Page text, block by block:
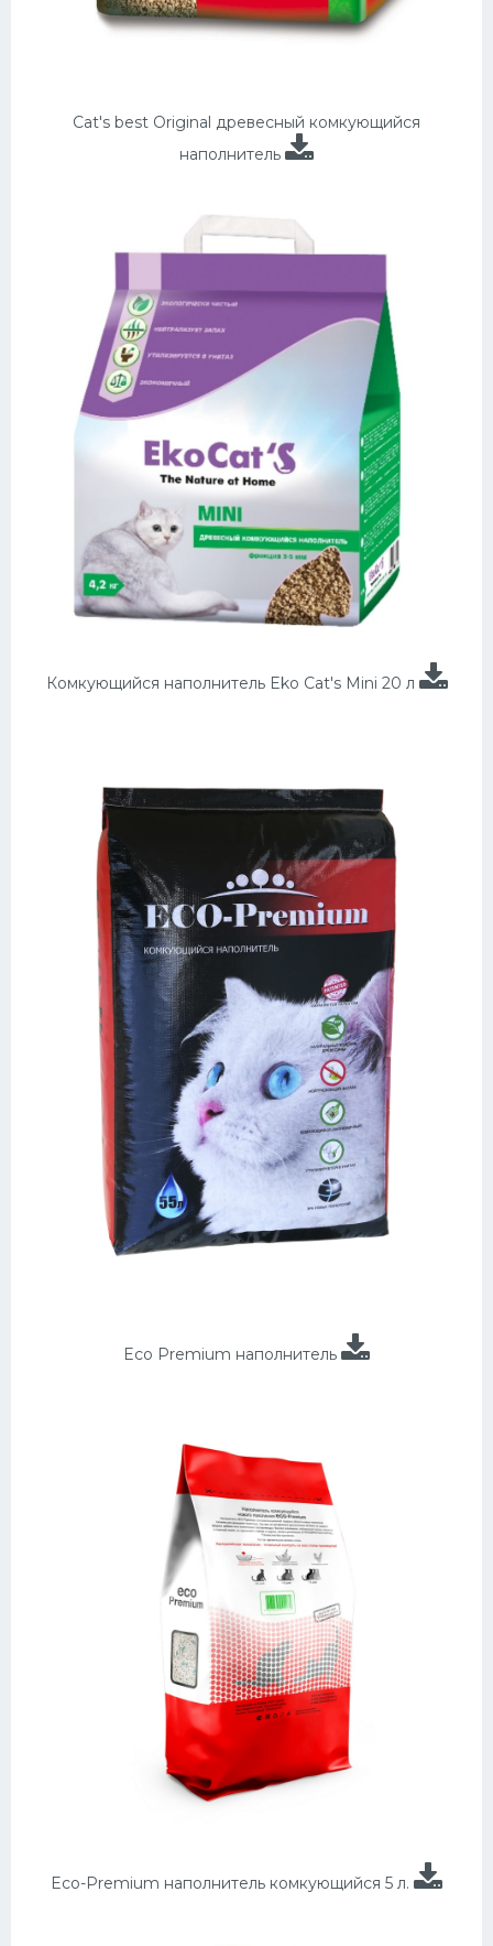
Cat's best Original древесный комкующийся
наполнитель
Комкующийся наполнитель Eko Cat's Mini 20 л
Eco Premium наполнитель
Eco-Premium наполнитель комкующийся 5 л.